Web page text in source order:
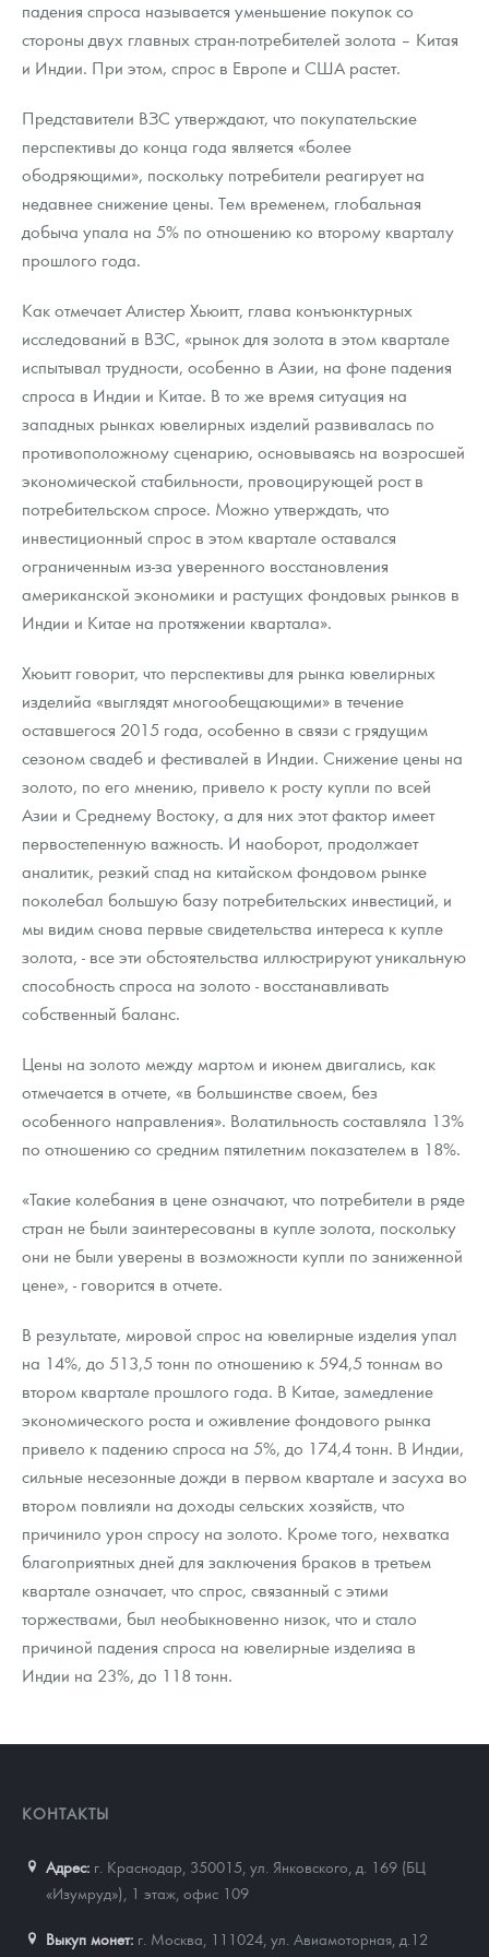
Русская нумизматика
Монеты и жетоны из недрагоценных металлов
Книги по нумизматике
падения спроса называется уменьшение покупок со
стороны двух главных стран-потребителей золота – Китая
и Индии. При этом, спрос в Европе и США растет.
Представители ВЗС утверждают, что покупательские
перспективы до конца года является «более
ободряющими», поскольку потребители реагирует на
недавнее снижение цены. Тем временем, глобальная
добыча упала на 5% по отношению ко второму кварталу
прошлого года.
Как отмечает Алистер Хьюитт, глава конъюнктурных
исследований в ВЗС, «рынок для золота в этом квартале
испытывал трудности, особенно в Азии, на фоне падения
спроса в Индии и Китае. В то же время ситуация на
западных рынках ювелирных изделий развивалась по
противоположному сценарию, основываясь на возросшей
экономической стабильности, провоцирующей рост в
потребительском спросе. Можно утверждать, что
инвестиционный спрос в этом квартале оставался
ограниченным из-за уверенного восстановления
американской экономики и растущих фондовых рынков в
Индии и Китае на протяжении квартала».
Хюьитт говорит, что перспективы для рынка ювелирных
изделийа «выглядят многообещающими» в течение
оставшегося 2015 года, особенно в связи с грядущим
сезоном свадеб и фестивалей в Индии. Снижение цены на
золото, по его мнению, привело к росту купли по всей
Азии и Среднему Востоку, а для них этот фактор имеет
первостепенную важность. И наоборот, продолжает
аналитик, резкий спад на китайском фондовом рынке
поколебал большую базу потребительских инвестиций, и
мы видим снова первые свидетельства интереса к купле
золота, - все эти обстоятельства иллюстрируют уникальную
способность спроса на золото - восстанавливать
собственный баланс.
Цены на золото между мартом и июнем двигались, как
отмечается в отчете, «в большинстве своем, без
особенного направления». Волатильность составляла 13%
по отношению со средним пятилетним показателем в 18%.
«Такие колебания в цене означают, что потребители в ряде
стран не были заинтересованы в купле золота, поскольку
они не были уверены в возможности купли по заниженной
цене», - говорится в отчете.
В результате, мировой спрос на ювелирные изделия упал
на 14%, до 513,5 тонн по отношению к 594,5 тоннам во
втором квартале прошлого года. В Китае, замедление
экономического роста и оживление фондового рынка
привело к падению спроса на 5%, до 174,4 тонн. В Индии,
сильные несезонные дожди в первом квартале и засуха во
втором повлияли на доходы сельских хозяйств, что
причинило урон спросу на золото. Кроме того, нехватка
благоприятных дней для заключения браков в третьем
квартале означает, что спрос, связанный с этими
торжествами, был необыкновенно низок, что и стало
причиной падения спроса на ювелирные изделияа в
Индии на 23%, до 118 тонн.
КОНТАКТЫ
Адрес: г. Краснодар, 350015 ул. Янковского, д. 169 (БЦ
«Изумруд»), 1 этаж, офис 109
Выкуп монет: г. Москва, 111024, ул. Авиамоторная, д.12